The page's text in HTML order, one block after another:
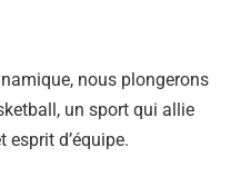
nous plongerons
un sport qui allie
esprit d’équipe.